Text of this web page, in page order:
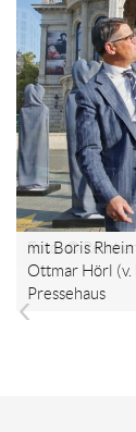
mit Boris
Ottmar Hörl (v.
Pressehaus
Foto: ©